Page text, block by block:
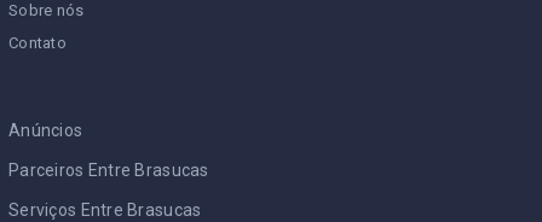
Sobre nós
Contato
Anúncios
Parceiros Entre Brasucas
Serviços Entre Brasucas